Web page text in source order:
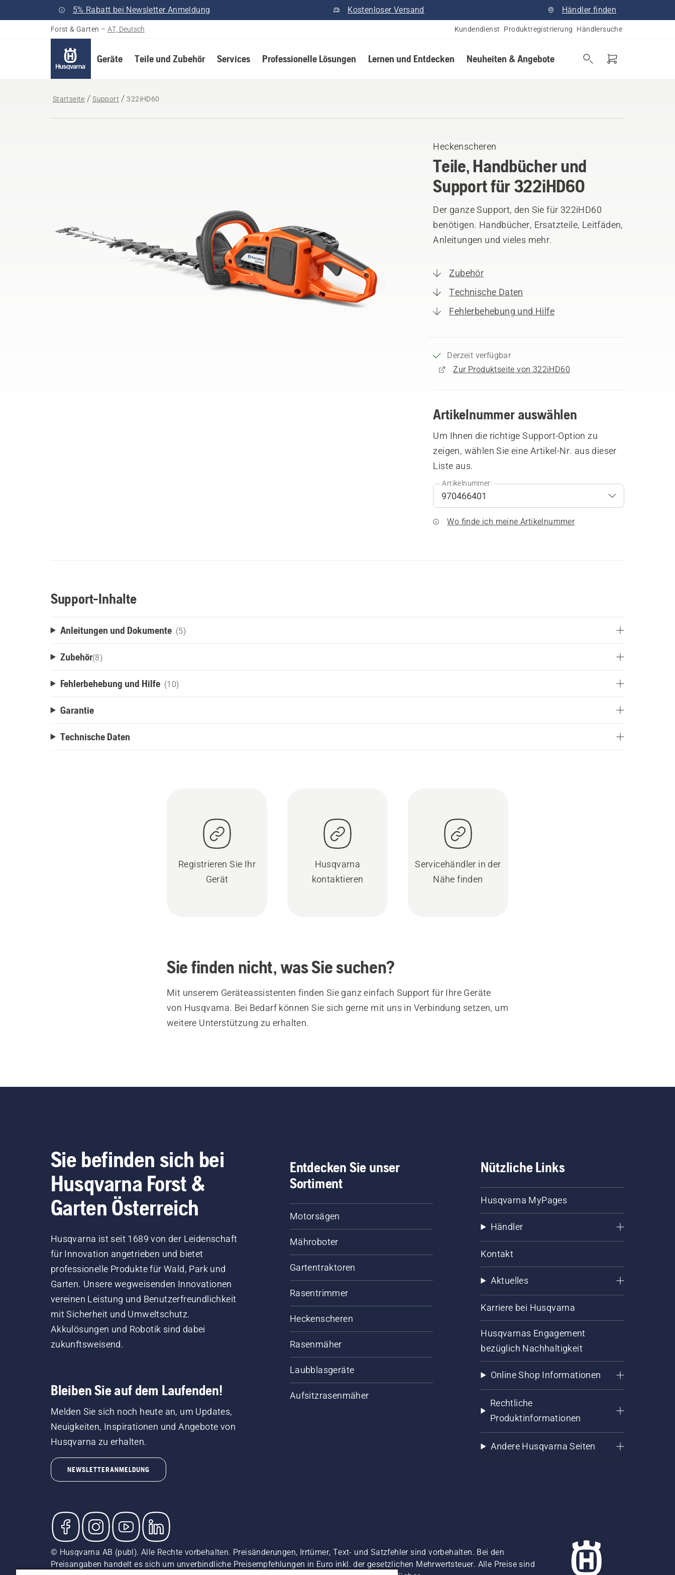
5% Rabatt bei Newsletter Anmeldung Kostenloser Versand Händler finden
Forst & Garten – AT, Deutsch Kundendienst Produktregistrierung Händlersuche
Geräte Teile und Zubehör Services Professionelle Lösungen Lernen und Entdecken Neuheiten & Angebote
Startseite Support 322iHD60
Heckenscheren
Teile, Handbücher und
Support für 322iHD60
Der ganze Support, den Sie für 322iHD60
benötigen. Handbücher, Ersatzteile, Leitfäden,
Anleitungen und vieles mehr.
Zubehör
Technische Daten
Fehlerbehebung und Hilfe
Derzeit verfügbar
Zur Produktseite von 322iHD60
Artikelnummer auswählen
Um Ihnen die richtige Support-Option zu
zeigen, wählen Sie eine Artikel-Nr. aus dieser
Liste aus.
Artikelnummer:
Wo finde ich meine Artikelnummer
Support-Inhalte
Anleitungen und Dokumente (5)
Zubehör(8)
Fehlerbehebung und Hilfe (10)
Garantie
Technische Daten
Registrieren Sie Ihr
Gerät
Husqvarna
kontaktieren
Servicehändler in der
Nähe finden
Sie finden nicht, was Sie suchen?
Mit unserem Geräteassistenten finden Sie ganz einfach Support für Ihre Geräte
von Husqvarna. Bei Bedarf können Sie sich gerne mit uns in Verbindung setzen, um
weitere Unterstützung zu erhalten.
Sie befinden sich bei
Husqvarna Forst &
Garten Österreich
Husqvarna ist seit 1689 von der Leidenschaft
für Innovation angetrieben und bietet
professionelle Produkte für Wald, Park und
Garten. Unsere wegweisenden Innovationen
vereinen Leistung und Benutzerfreundlichkeit
mit Sicherheit und Umweltschutz.
Akkulösungen und Robotik sind dabei
zukunftsweisend.
Bleiben Sie auf dem Laufenden!
Melden Sie sich noch heute an, um Updates,
Neuigkeiten, Inspirationen und Angebote von
Husqvarna zu erhalten.
NEWSLETTERANMELDUNG
Entdecken Sie unser
Sortiment
Motorsägen
Mähroboter
Gartentraktoren
Rasentrimmer
Heckenscheren
Rasenmäher
Laubblasgeräte
Aufsitzrasenmäher
Nützliche Links
Husqvarna MyPages
Händler
Kontakt
Aktuelles
Karriere bei Husqvarna
Husqvarnas Engagement
bezüglich Nachhaltigkeit
Online Shop Informationen
Rechtliche
Produktinformationen
Andere Husqvarna Seiten
© Husqvarna AB (publ). Alle Rechte vorbehalten. Preisänderungen, Irrtümer, Text- und Satzfehler sind vorbehalten. Bei den
Preisangaben handelt es sich um unverbindliche Preisempfehlungen in Euro inkl. der gesetzlichen Mehrwertsteuer. Alle Preise sind